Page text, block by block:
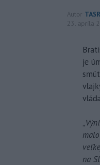
Autor TASR
23. apríla
je
„
na